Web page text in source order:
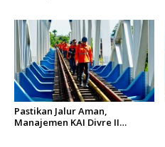
Pastikan Jalur Aman,
Manajemen KAI Divre II